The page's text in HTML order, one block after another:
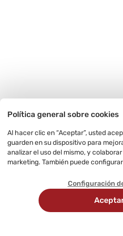
Política general sobre cookies
Al hacer clic en “Aceptar”, usted
guarden en su dispositivo para
analizar el uso del mismo, y
marketing. También puede
Configuración